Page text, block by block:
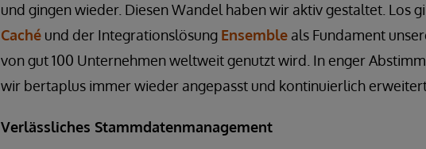
und gingen wieder. Diesen Wandel haben wir aktiv gestaltet. Los
Caché und der Integrationslösung Ensemble als Fundament
von gut 100 Unternehmen weltweit genutzt wird. In enger
wir bertaplus immer wieder angepasst und kontinuierlich
Verlässliches Stammdatenmanagement